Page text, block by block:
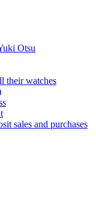
Otsu
their watches
sales and purchases